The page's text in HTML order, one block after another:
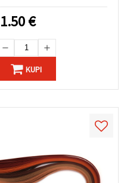
1.50€
KUPI